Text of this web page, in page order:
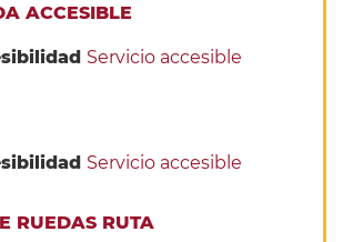
ACCESIBLE
Servicio accesible
Servicio accesible
RUEDAS RUTA